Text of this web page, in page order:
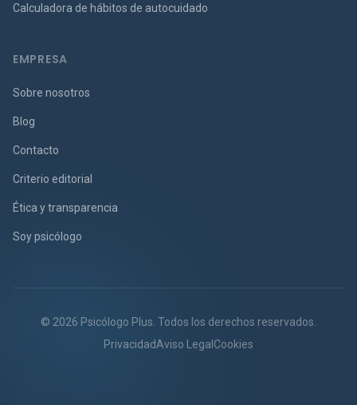
Calculadora de hábitos de autocuidado
EMPRESA
Sobre nosotros
Blog
Contacto
Criterio editorial
Ética y transparencia
Soy psicólogo
© 2026 Psicólogo Plus. Todos los derechos reservados.
PrivacidadAviso Legal Cookies